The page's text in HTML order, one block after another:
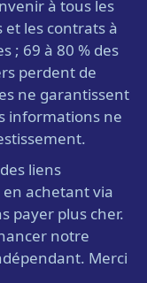
à tous les
et les contrats à
; 69 à 80 % des
perdent de
ne garantissent
informations ne
liens
achetant via
payer plus cher.
notre
Merci